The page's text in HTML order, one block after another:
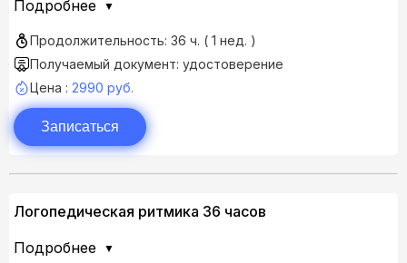
Подробнее
Продолжительность: 36 ч. ( 1 нед. )
Получаемый документ: удостоверение
Цена : 2990 руб.
Записаться
Логопедическая ритмика 36 часов
Подробнее